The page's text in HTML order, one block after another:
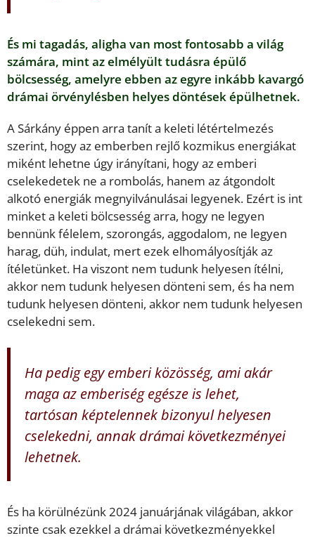
És mi tagadás, aligha van most fontosabb a világ
számára, mint az elmélyült tudásra épülő
bölcsesség, amelyre ebben az egyre inkább kavargó
drámai örvénylésben helyes döntések épülhetnek.
A Sárkány éppen arra tanít a keleti létértelmezés
szerint, hogy az emberben rejlő kozmikus energiákat
miként lehetne úgy irányítani, hogy az emberi
cselekedetek ne a rombolás, hanem az átgondolt
alkotó energiák megnyilvánulásai legyenek. Ezért is int
minket a keleti bölcsesség arra, hogy ne legyen
bennünk félelem, szorongás, aggodalom, ne legyen
harag, düh, indulat, mert ezek elhomályosítják az
ítéletünket. Ha viszont nem tudunk helyesen ítélni,
akkor nem tudunk helyesen dönteni sem, és ha nem
tudunk helyesen dönteni, akkor nem tudunk helyesen
cselekedni sem.
Ha pedig egy emberi közösség, ami akár
maga az emberiség egésze is lehet,
tartósan képtelennek bizonyul helyesen
cselekedni, annak drámai következményei
lehetnek.
És ha körülnézünk 2024 januárjának világában, akkor
szinte csak ezekkel a drámai következményekkel